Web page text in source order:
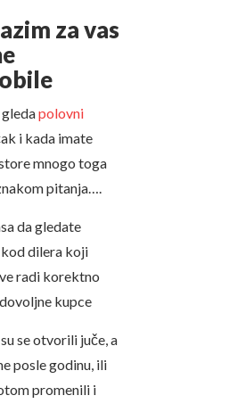
za vas
polovni
i kada imate
mnogo toga
pitanja….
da gledate
dilera koji
radi korektno
kupce
se otvorili juče, a
posle godinu, ili
promenili i